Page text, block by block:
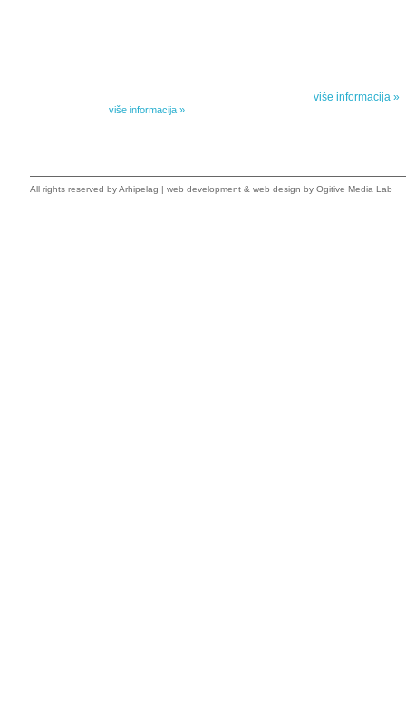
više informacija »
više informacija »
All rights reserved byArhipelag | web development & web design by Ogitive Media Lab